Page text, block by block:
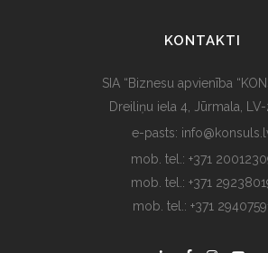
KONTAKTI
SIA “Biznesu apvienība
Dreiliņu iela 4, Jūrmala,
e-pasts:
mob. tel.: +371
mob. tel.: +371
mob. tel.: +371